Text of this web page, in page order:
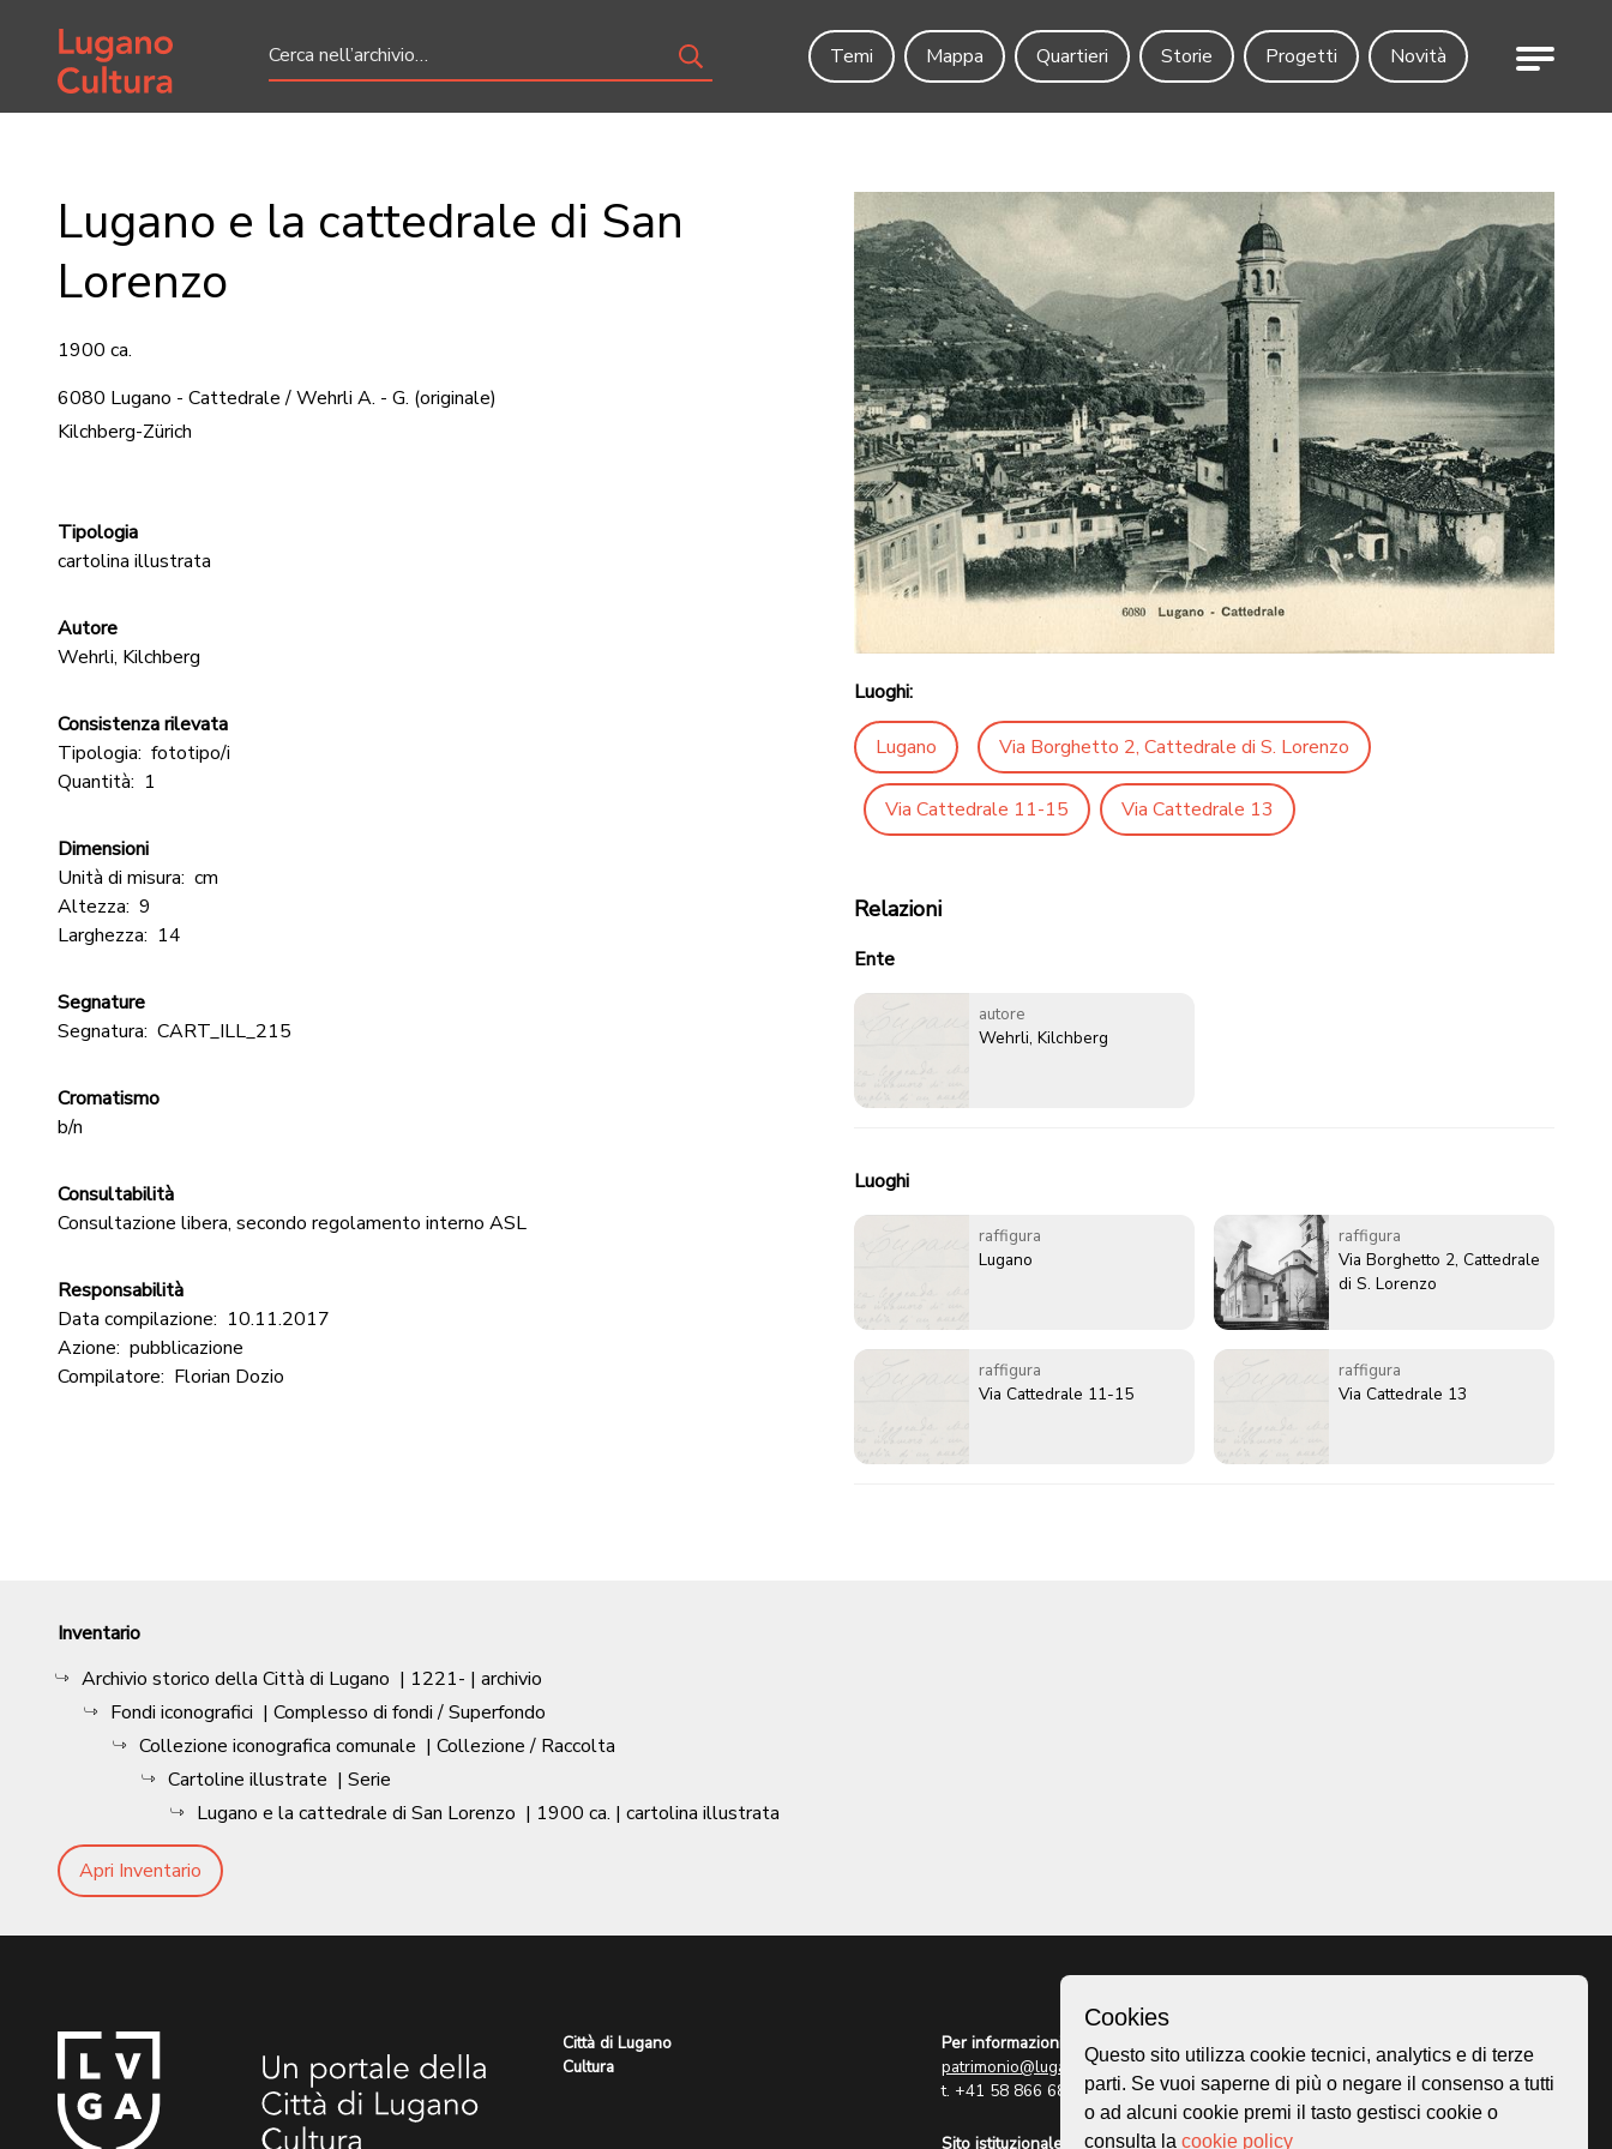
Home page
Temi
Mappa Quartieri Storie Progetti Novità Menu
Lugano e la cattedrale di San
Lorenzo
1900 ca.
6080 Lugano - Cattedrale / Wehrli A. - G. (originale)
Kilchberg-Zürich
Tipologia
cartolina illustrata
Autore
Wehrli, Kilchberg
Consistenza rilevata
Tipologia: fototipo/i
Quantità: 1
Dimensioni
Unità di misura: cm
Altezza: 9
Larghezza: 14
Segnature
Segnatura: CART_ILL_215
Cromatismo
b/n
Consultabilità
Consultazione libera, secondo regolamento interno ASL
Responsabilità
Data compilazione: 10.11.2017
Azione: pubblicazione
Compilatore: Florian Dozio
Luoghi:
Lugano Via Borghetto 2, Cattedrale di S. Lorenzo
Via Cattedrale 11-15 Via Cattedrale 13
Relazioni
Ente
autore
Wehrli, Kilchberg
Luoghi
raffigura
Lugano
raffigura
Via Borghetto 2, Cattedrale
di S. Lorenzo
raffigura
Via Cattedrale 11-15
raffigura
Via Cattedrale 13
Inventario
Archivio storico della Città di Lugano | 1221- | archivio
Fondi iconografici | Complesso di fondi / Superfondo
Collezione iconografica comunale | Collezione / Raccolta
Cartoline illustrate | Serie
Lugano e la cattedrale di San Lorenzo | 1900 ca. | cartolina illustrata
Apri Inventario
Città di Lugano
Cultura
Per informazioni:
patrimonio@lugano.ch
t. +41 58 866 68 50
Sito istituzionale:
Homepage
Mappa
Storie
Cookies
Questo sito utilizza cookie tecnici, analytics e di terze
parti. Se vuoi saperne di più o negare il consenso a tutti
o ad alcuni cookie premi il tasto gestisci cookie o
consulta la cookie policy